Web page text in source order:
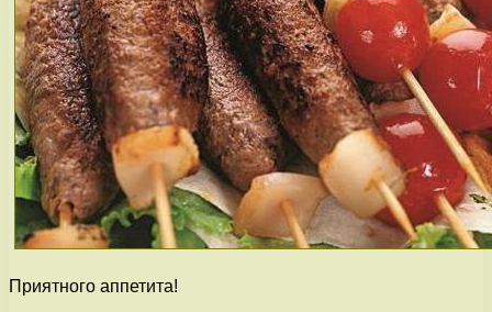
Приятного аппетита!